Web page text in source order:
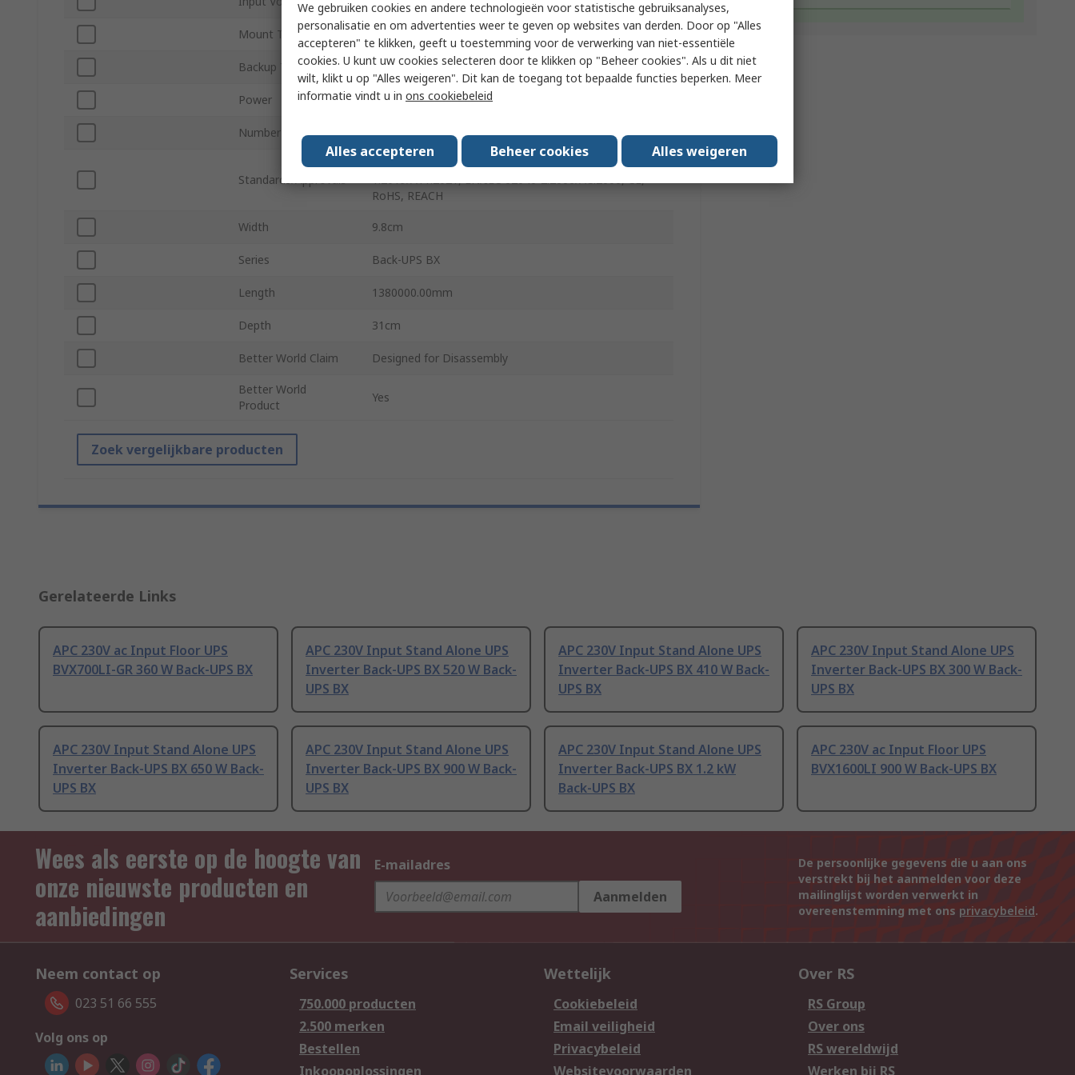
Mount Type Floor
Backup Time 1s
Power 360W
Number of Outlets 4
Standards/Approvals
EN/IEC 62040-2:2018, CB, EN/IEC 62040-
1:2019/A11:2021, EN/IEC 62040-2:2006/AC:2006, CE,
RoHS, REACH
Width 9.8cm
Series Back-UPS BX
Length 1380000.00mm
Depth 31cm
Better World Claim Designed for Disassembly
Better World
Product
Yes
Zoek vergelijkbare producten
Gerelateerde Links
APC 230V ac Input Floor UPS
BVX700LI-GR 360 W Back-UPS BX
APC 230V Input Stand Alone UPS
Inverter Back-UPS BX 520 W Back-
UPS BX
APC 230V Input Stand Alone UPS
Inverter Back-UPS BX 410 W Back-
UPS BX
APC 230V Input Stand Alone UPS
Inverter Back-UPS BX 300 W Back-
UPS BX
APC 230V Input Stand Alone UPS
Inverter Back-UPS BX 650 W Back-
UPS BX
APC 230V Input Stand Alone UPS
Inverter Back-UPS BX 900 W Back-
UPS BX
APC 230V Input Stand Alone UPS
Inverter Back-UPS BX 1.2 kW
Back-UPS BX
APC 230V ac Input Floor UPS
BVX1600LI 900 W Back-UPS BX
Wees als eerste op de hoogte van
onze nieuwste producten en
aanbiedingen
E-mailadres
Aanmelden
De persoonlijke gegevens die u aan ons
verstrekt bij het aanmelden voor deze
mailinglijst worden verwerkt in
overeenstemming met ons privacybeleid.
Neem contact op
023 51 66 555
Volg ons op
Services
750.000 producten
2.500 merken
Bestellen
Inkoopoplossingen
Wettelijk
Cookiebeleid
Email veiligheid
Privacybeleid
Websitevoorwaarden
Over RS
RS Group
Over ons
RS wereldwijd
Werken bij RS
We gebruiken cookies en andere technologieën voor statistische gebruiksanalyses,
personalisatie en om advertenties weer te geven op websites van derden. Door op "Alles
accepteren" te klikken, geeft u toestemming voor de verwerking van niet-essentiële
cookies. U kunt uw cookies selecteren door te klikken op "Beheer cookies". Als u dit niet
wilt, klikt u op "Alles weigeren". Dit kan de toegang tot bepaalde functies beperken. Meer
informatie vindt u in ons cookiebeleid
Alles accepteren Beheer cookies Alles weigeren